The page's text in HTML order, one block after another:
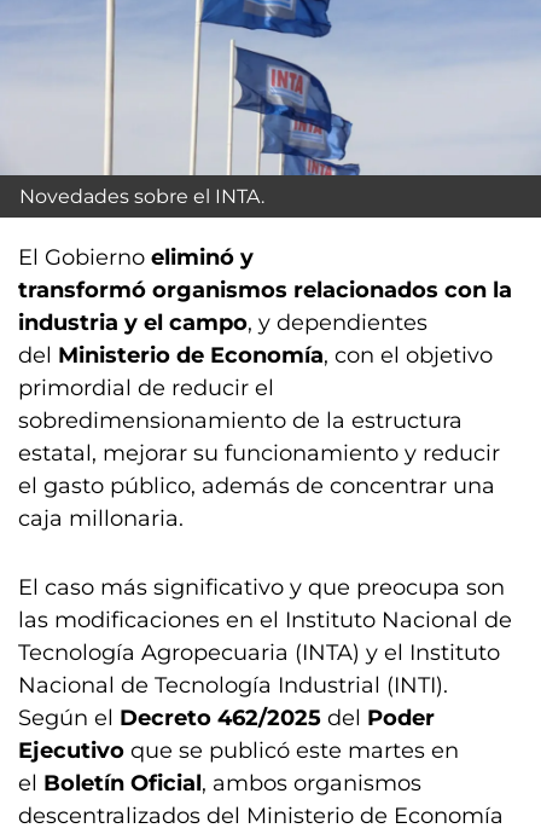
Novedades sobre el INTA.
El Gobierno eliminó y
transformó organismos relacionados con la
industria y el campo, y dependientes
del Ministerio de Economía, con el objetivo
primordial de reducir el
sobredimensionamiento de la estructura
estatal, mejorar su funcionamiento y reducir
el gasto público, además de concentrar una
caja millonaria.
El caso más significativo y que preocupa son
las modificaciones en el Instituto Nacional de
Tecnología Agropecuaria (INTA) y el Instituto
Nacional de Tecnología Industrial (INTI).
Según el Decreto 462/2025 del Poder
Ejecutivo que se publicó este martes en
el Boletín Oficial, ambos organismos
descentralizados del Ministerio de Economía